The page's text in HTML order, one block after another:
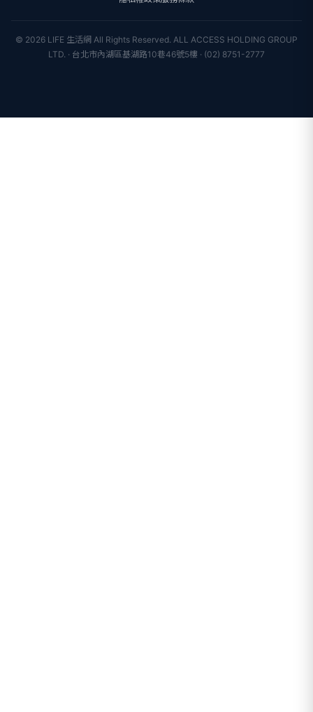
© 2026 LIFE 生活網 All Rights Reserved. ALL ACCESS HOLDING GROUP
LTD. · 台北市內湖區基湖路10巷46號5樓 · (02) 8751-2777